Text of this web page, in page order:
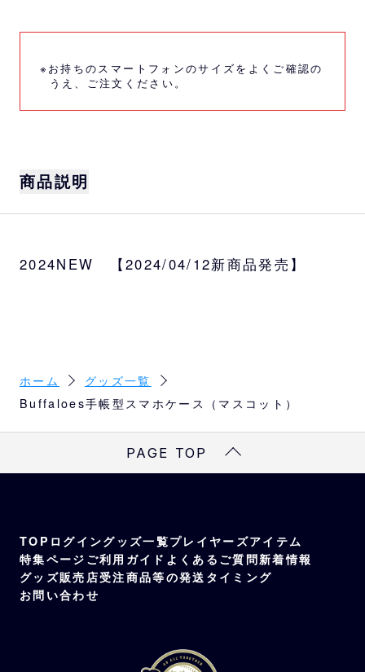
※お持ちのスマートフォンのサイズをよくご確認の
うえ、ご注文ください。
商品説明
9cm）
※スマホ推奨サイズ：W7.7×H15cm以下
L：W19×H16.3cm（閉じた状態 W8.2×H16.
3cm）
※スマホ推奨サイズ：W8.2×H16.3cm以下
2024NEW 【2024/04/12新商品発売】
ホーム
グッズ一覧
Buffaloes手帳型スマホケース（マスコット）
PAGE TOP
TOP ログイングッズ一覧プレイヤーズアイテム
特集ページ ご利用ガイド よくあるご質問新着情報
グッズ販売店受注商品等の発送タイミング
お問い合わせ